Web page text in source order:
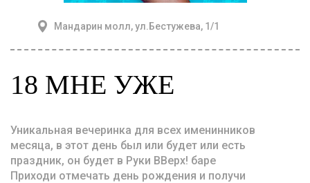
Мандарин молл, ул.Бестужева, 1/1
18 МНЕ УЖЕ
Уникальная вечеринка для всех именинников
месяца, в этот день был или будет или есть
праздник, он будет в Руки ВВерх! баре
Приходи отмечать день рождения и получи